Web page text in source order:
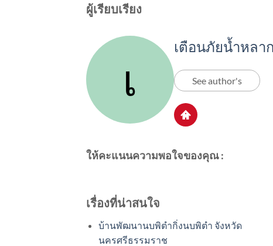
ผู้เรียบเรียง
เตือนภัยน้ำหลาก
See author's
ให้คะแนนความพอใจของคุณ :
เรื่องที่น่าสนใจ
บ้านพัฒนานบพิตำกิ่งนบพิตำ จังหวัด
นครศรีธรรมราช